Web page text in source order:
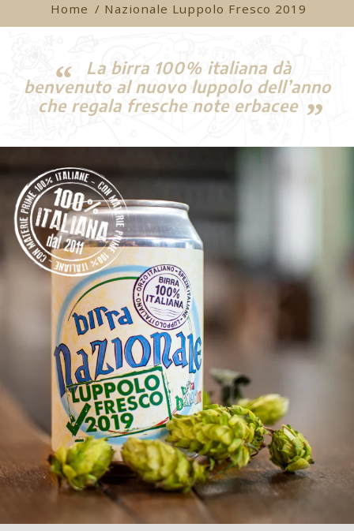
Home / Nazionale Luppolo Fresco 2019
La birra 100% italiana dà
benvenuto al nuovo luppolo dell’anno
che regala fresche note erbacee